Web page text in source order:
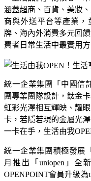
涵蓋超商、百貨、美妝
商與外送平台等產業，
牌、海內外消費多元回
費者日常生活中最實用
統一企業集團「中國信
團專業團隊設計，鈦金
虹彩光澤相互輝映、耀
卡，若隱若現的金屬光
一卡在手，生活由我
統一企業集團積極發展「
月推出「uniopen 」全
OPENPOINT會員升級為